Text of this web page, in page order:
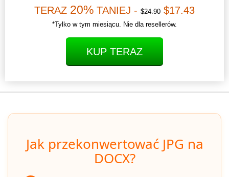
TERAZ 20% TANIEJ - $24.90 $17.43
*Tylko w tym miesiącu. Nie dla resellerów.
KUP TERAZ
Jak przekonwertować JPG na
DOCX?